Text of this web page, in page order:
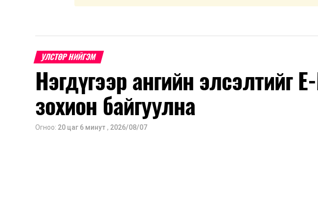
УЛСТӨР НИЙГЭМ
Нэгдүгээр ангийн элсэлтийг
зохион байгуулна
Огноо: 20 цаг 6 минут , 2026/08/07